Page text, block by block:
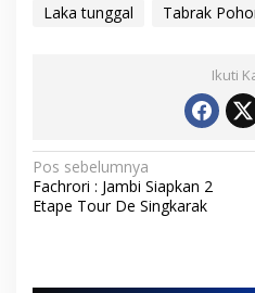
Laka tunggal Tabrak
Ikuti
N
a
Pos sebelumnya
Fachrori : Jambi Siapkan 2
Etape Tour De Singkarak